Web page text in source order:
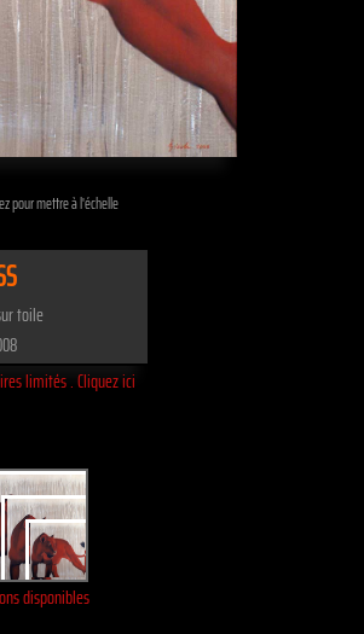
pour mettre à l'échelle
toile
limités . Cliquez ici
disponibles